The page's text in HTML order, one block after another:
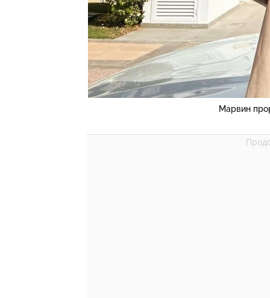
Марвин